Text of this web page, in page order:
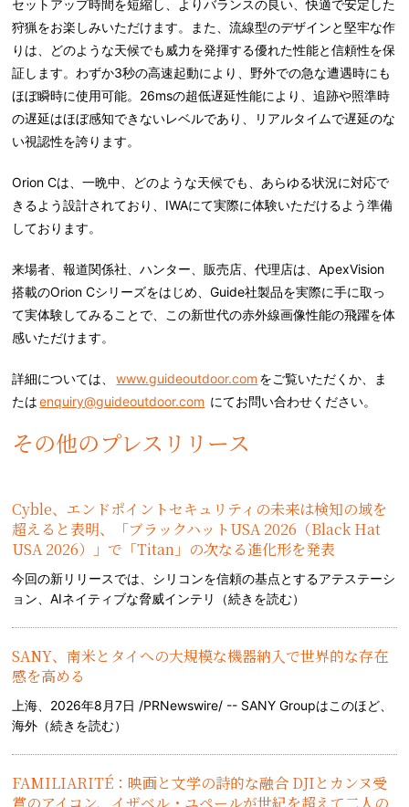
セットアップ時間を短縮し、よりバランスの良い、快適で安定した
狩猟をお楽しみいただけます。また、流線型のデザインと堅牢な作
りは、どのような天候でも威力を発揮する優れた性能と信頼性を保
証します。わずか3秒の高速起動により、野外での急な遭遇時にも
ほぼ瞬時に使用可能。26msの超低遅延性能により、追跡や照準時
の遅延はほぼ感知できないレベルであり、リアルタイムで遅延のな
い視認性を誇ります。
Orion Cは、一晩中、どのような天候でも、あらゆる状況に対応で
きるよう設計されており、IWAにて実際に体験いただけるよう準備
しております。
来場者、報道関係社、ハンター、販売店、代理店は、ApexVision
搭載のOrion Cシリーズをはじめ、Guide社製品を実際に手に取っ
て実体験してみることで、この新世代の赤外線画像性能の飛躍を体
感いただけます。
詳細については、 www.guideoutdoor.com をご覧いただくか、ま
たは enquiry@guideoutdoor.com にてお問い合わせください。
その他のプレスリリース
Cyble、エンドポイントセキュリティの未来は検知の域を
超えると表明、「ブラックハットUSA 2026（Black Hat
USA 2026）」で「Titan」の次なる進化形を発表
今回の新リリースでは、シリコンを信頼の基点とするアテステーシ
ョン、AIネイティブな脅威インテリ（続きを読む）
SANY、南米とタイへの大規模な機器納入で世界的な存在
感を高める
上海、2026年8月7日 /PRNewswire/ -- SANY Groupはこのほど、
海外（続きを読む）
FAMILIARITÉ：映画と文学の詩的な融合 DJIとカンヌ受